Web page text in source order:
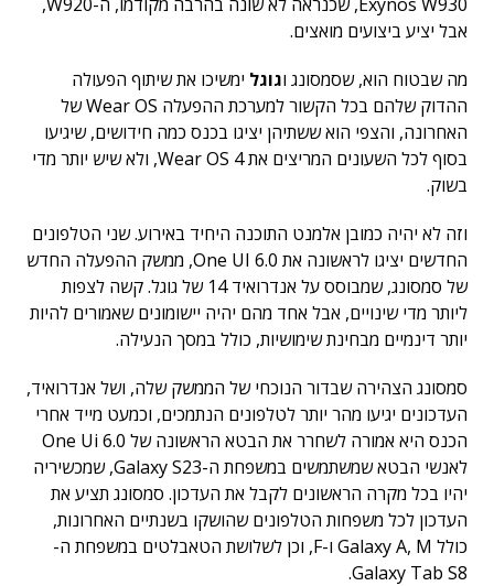
אבל יציע ביצועים מואצים.
מה שבטוח הוא, שסמסונג וגוגל ימשיכו את שיתוף הפעולה
ההדוק שלהם בכל הקשור למערכת ההפעלה Wear OS של
האחרונה, והצפי הוא ששתיהן יציגו בכנס כמה חידושים, שיגיעו
בסוף לכל השעונים המריצים את Wear OS 4, ולא שיש יותר מדי
בשוק.
וזה לא יהיה כמובן אלמנט התוכנה היחיד באירוע. שני הטלפונים
החדשים יציגו לראשונה את One UI 6.0, ממשק ההפעלה החדש
של סמסונג, שמבוסס על אנדרואיד 14 של גוגל. קשה לצפות
ליותר מדי שינויים, אבל אחד מהם יהיה יישומונים שאמורים להיות
יותר דינמיים מבחינת שימושיות, כולל במסך הנעילה.
סמסונג הצהירה שבדור הנוכחי של הממשק שלה, ושל אנדרואיד,
העדכונים יגיעו מהר יותר לטלפונים הנתמכים, וכמעט מייד אחרי
הכנס היא אמורה לשחרר את הבטא הראשונה של One Ui 6.0
לאנשי הבטא שמשתמשים במשפחת ה-Galaxy S23, שמכשיריה
יהיו בכל מקרה הראשונים לקבל את העדכון. סמסונג תציע את
העדכון לכל משפחות הטלפונים שהושקו בשנתיים האחרונות,
כולל Galaxy A, M ו-F, וכן לשלושת הטאבלטים במשפחת ה-
Galaxy Tab S8.